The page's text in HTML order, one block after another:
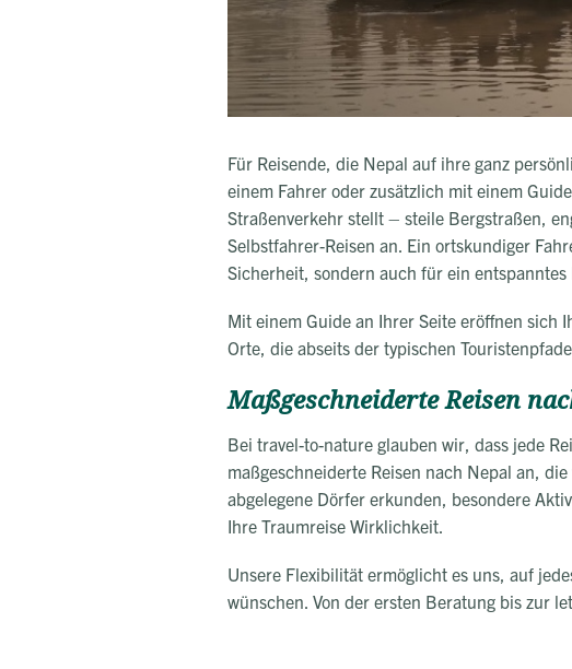
Für Reisende, die Nepal auf ihre ganz
einem Fahrer oder zusätzlich mit einem
Straßenverkehr stellt – steile Bergstraßen,
Selbstfahrer-Reisen an. Ein ortskundiger
Sicherheit, sondern auch für ein entspanntes
Mit einem Guide an Ihrer Seite eröffnen sich
Orte, die abseits der typischen
Maßgeschneiderte Reisen
Bei travel-to-nature glauben wir, dass jede
maßgeschneiderte Reisen nach Nepal an,
abgelegene Dörfer erkunden, besondere
Ihre Traumreise Wirklichkeit.
Unsere Flexibilität ermöglicht es uns, auf
wünschen. Von der ersten Beratung bis zur